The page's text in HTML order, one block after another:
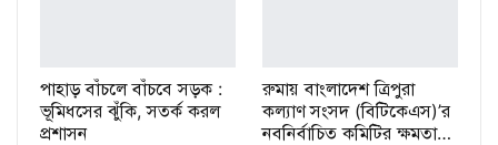
পাহাড় বাঁচলে বাঁচবে সড়ক :
ভূমিধসের ঝুঁকি, সতর্ক করল
প্রশাসন
রুমায় বাংলাদেশ ত্রিপুরা
কল্যাণ সংসদ (বিটিকেএস)’র
নবনির্বাচিত কমিটির ক্ষমতা…